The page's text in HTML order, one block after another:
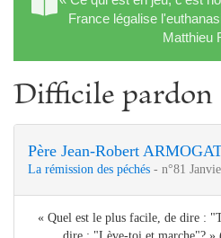
France légalise
Matthieu
Difficile pardon
Père Jean-Robert
La rémission des péchés - n°81
« Quel est le plus facile, de dire :